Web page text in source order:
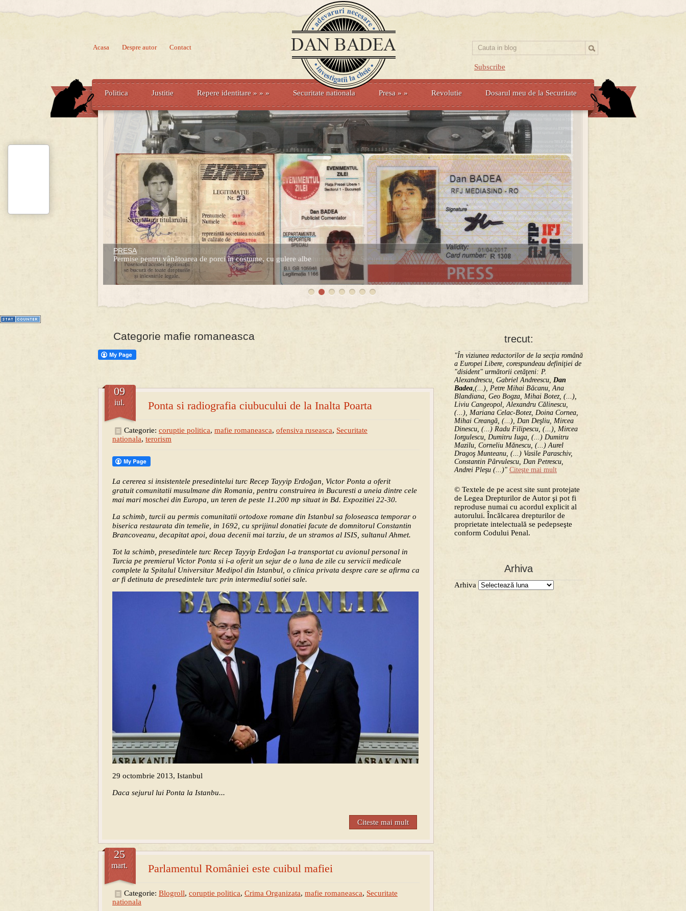
Subscribe
Acasa Despre autor Contact
Politica Justitie Repere identitare » » » Securitate nationala Presa » » Revolutie Dosarul meu de la Securitate
PRESA
Permise pentru vânătoarea de porci în costume, cu gulere albe
Prima mea carte publicata (Nemira)
Averea Presedintelui: prima lucrare despre controversatele conturi secrete ale Securitatii.
trecut:
"În viziunea redactorilor de la secţia română
a Europei Libere, corespundeau definiţiei de
"disident" următorii ce­tă­ţeni: P.
Alexandrescu, Gabriel Andreescu, Dan
Badea,(...), Petre Mihai Băcanu, Ana
Blandiana, Geo Bogza, Mihai Botez, (...),
Liviu Cangeopol, Alexandru Călinescu,
(...), Mariana Celac-Botez, Doina Cornea,
Mihai Creangă, (...), Dan Deşliu, Mircea
Dinescu, (...) Radu Filipescu, (...), Mircea
Iorgulescu, Dumitru Iuga, (...) Dumitru
Mazilu, Corneliu Mănescu, (...) Aurel
Dragoş Munteanu, (...) Vasile Paraschiv,
Constantin Pârvulescu, Dan Petrescu,
Andrei Pleşu (...)" Citeşte mai mult
© Textele de pe acest site sunt protejate
de Legea Drepturilor de Autor şi pot fi
reproduse numai cu acordul explicit al
autorului. Încălcarea drepturilor de
proprietate intelectuală se pedepseşte
conform Codului Penal.
Arhiva
Arhiva
Categorie mafie romaneasca
Ponta si radiografia ciubucului de la Inalta Poarta
09
iul.
Categorie: coruptie politica, mafie romaneasca, ofensiva ruseasca, Securitate
nationala, terorism
La cererea si insistentele presedintelui turc Recep Tayyip Erdoğan, Victor Ponta a oferit
gratuit comunitatii musulmane din Romania, pentru construirea in Bucuresti a uneia dintre cele
mai mari moschei din Europa, un teren de peste 11.200 mp situat in Bd. Expozitiei 22-30.
La schimb, turcii au permis comunitatii ortodoxe romane din Istanbul sa foloseasca temporar o
biserica restaurata din temelie, in 1692, cu sprijinul donatiei facute de domnitorul Constantin
Brancoveanu, decapitat apoi, doua decenii mai tarziu, de un stramos al ISIS, sultanul Ahmet.
Tot la schimb, presedintele turc Recep Tayyip Erdoğan l-a transportat cu avionul personal in
Turcia pe premierul Victor Ponta si i-a oferit un sejur de o luna de zile cu servicii medicale
complete la Spitalul Universitar Medipol din Istanbul, o clinica privata despre care se afirma ca
ar fi detinuta de presedintele turc prin intermediul sotiei sale.
29 octombrie 2013, Istanbul
Daca sejurul lui Ponta la Istanbu...
Citeste mai mult
Parlamentul României este cuibul mafiei
25
mart.
Categorie: Blogroll, coruptie politica, Crima Organizata, mafie romaneasca, Securitate
nationala